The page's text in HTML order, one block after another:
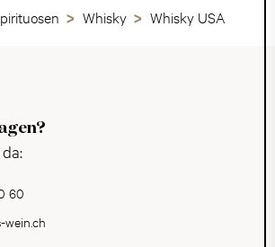
Whisky Whisky USA
60
wein.ch